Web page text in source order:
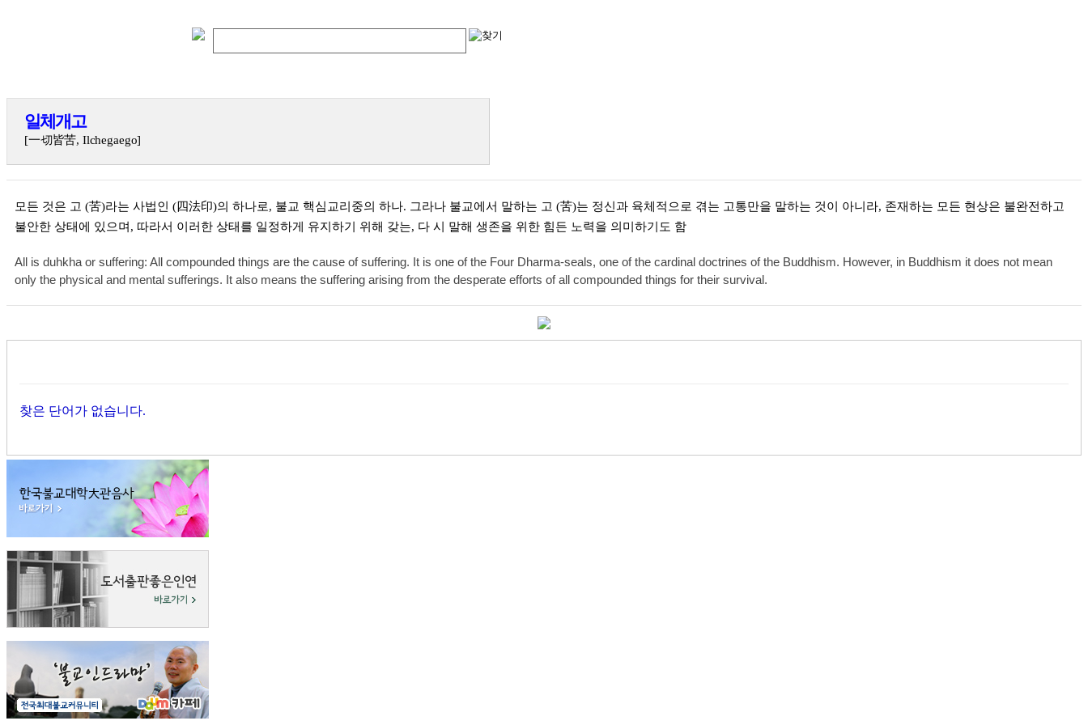
일체개고
[一切皆苦, Ilchegaego]
모든 것은 고 (苦)라는 사법인 (四法印)의 하나로, 불교 핵심교리중의 하나. 그라나 불교에서 말하는 고 (苦)는 정신과 육체적으로 겪는 고통만을 말하는 것이 아니라, 존재하는 모든 현상은 불완전하고
불안한 상태에 있으며, 따라서 이러한 상태를 일정하게 유지하기 위해 갖는, 다 시 말해 생존을 위한 힘든 노력을 의미하기도 함
All is duhkha or suffering: All compounded things are the cause of suffering. It is one of the Four Dharma-seals, one of the cardinal doctrines of the Buddhism. However, in Buddhism it does not mean
only the physical and mental sufferings. It also means the suffering arising from the desperate efforts of all compounded things for their survival.
찾은 단어가 없습니다.